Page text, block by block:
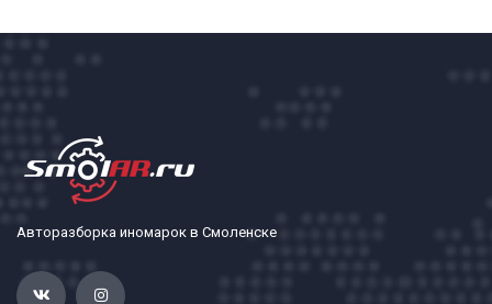
Авторазборка иномарок в Смоленске